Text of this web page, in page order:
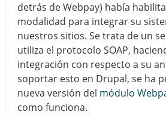
detrás de Webpay) había
modalidad para integrar su
nuestros sitios. Se trata de un
utiliza el protocolo SOAP,
integración con respecto a su
soportar esto en Drupal, se ha
nueva versión del módulo
como funciona.